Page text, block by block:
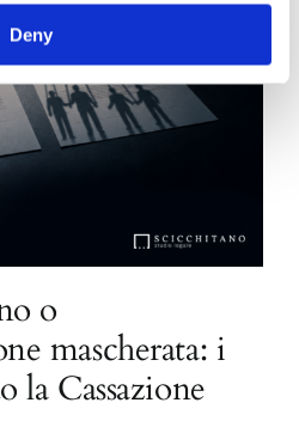
Deny
o
mascherata: i
la Cassazione